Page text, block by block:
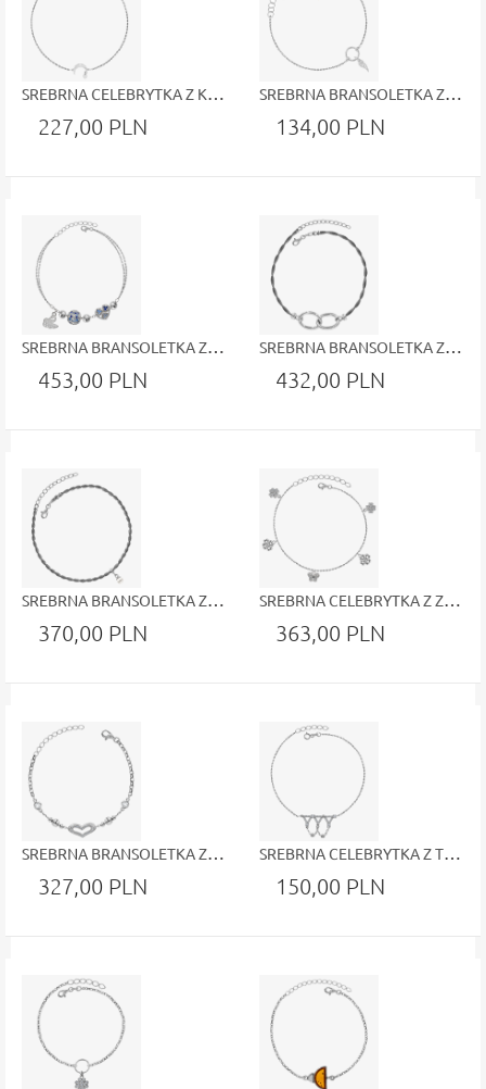
SREBRNA CELEBRYTKA Z KSIĘŻYCEM O AŻUROWYM WZORZE ZAWIESZKA W KSZTAŁCIE SERDUSZKA
227,00 PLN
SREBRNA BRANSOLETKA Z KÓŁKIEM I ZAWIESZKĄ W KSZTAŁCIE SKRZYDEŁKA
134,00 PLN
SREBRNA BRANSOLETKA Z PODWÓJNYM ŁAŃCUSZKIEM ŁABĘDŹ DIAMENTOWANE KULECZKI SERDUSZKA BARWIONE BIAŁE NIEBIESKIE CYRKONIE
453,00 PLN
SREBRNA BRANSOLETKA Z POŁĄCZONYMI ZE SOBĄ OWALAMI
432,00 PLN
SREBRNA BRANSOLETKA Z ZAWIESZKĄ W FORMIE KULKI Z MASY PERŁOWEJ
370,00 PLN
SREBRNA CELEBRYTKA Z ZAWIESZKAMI KONICZYNKI MOTYLEK KONICZYNA MOTYL BRANSOLETKA Z BIAŁYMI CYRKONIAMI
363,00 PLN
SREBRNA BRANSOLETKA Z SERDUSZKIEM KULECZKAMI I BIAŁYMI BŁYSZCZĄCYMI CYRKONIAMI
327,00 PLN
SREBRNA CELEBRYTKA Z TRÓJKĄCIKAMI I WISZĄCYMI NA ŁAŃCUSZKACH KULKAMI BIAŁE CYRKONIE
150,00 PLN